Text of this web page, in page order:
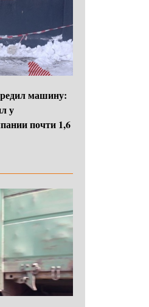
машину:
у
почти 1,6